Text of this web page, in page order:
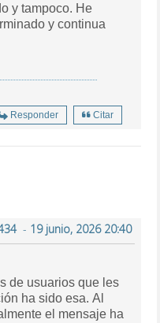
y tampoco. He
y continua
Responder Citar
- 19 junio, 2026 20:40
de usuarios que les
ha sido esa. Al
el mensaje ha